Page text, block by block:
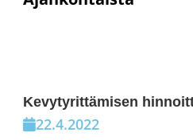
Kevytyrittämisen
22.4.2022